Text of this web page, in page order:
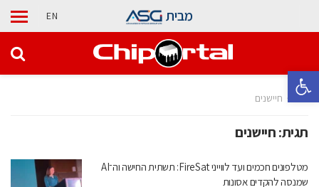
פתח סרגל נגישות
מבית EN
בית חיישנים
תגית:חיישנים
מטלפונים חכמים ועד לווייני FireSat: תשתית החישה וה־AI
שמנסה להקדים אסונות